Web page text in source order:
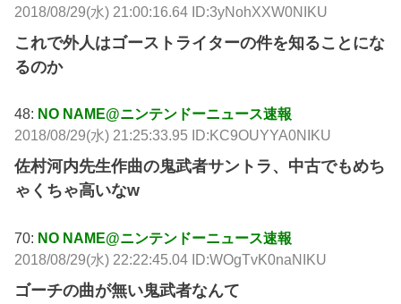
2018/08/29(水) 21:00:16.64 ID:3yNohXXW0NIKU
これで外人はゴーストライターの件を知ることにな
るのか
48: NO NAME@ニンテンドーニュース速報
2018/08/29(水) 21:25:33.95 ID:KC9OUYYA0NIKU
佐村河内先生作曲の鬼武者サントラ、中古でもめち
ゃくちゃ高いなw
70: NO NAME@ニンテンドーニュース速報
2018/08/29(水) 22:22:45.04 ID:WOgTvK0naNIKU
ゴーチの曲が無い鬼武者なんて